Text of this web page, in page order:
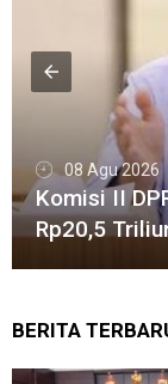
08 Agu 2026
Komisi II
Rp20,5
BERITA